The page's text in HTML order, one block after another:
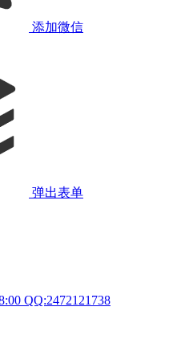
添加微信
弹出表单
QQ:2472121738